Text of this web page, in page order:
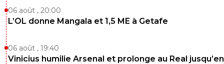
06 août , 20:00
L’OL donne Mangala et 1,5 ME à Getafe
06 août , 19:40
Vinicius humilie Arsenal et prolonge au Real